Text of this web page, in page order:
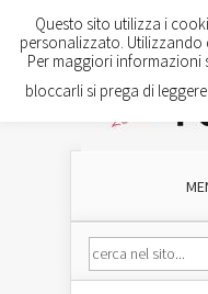
Questo sito utilizza i
personalizzato. Utilizzando
Per maggiori informazioni
bloccarli si prega di